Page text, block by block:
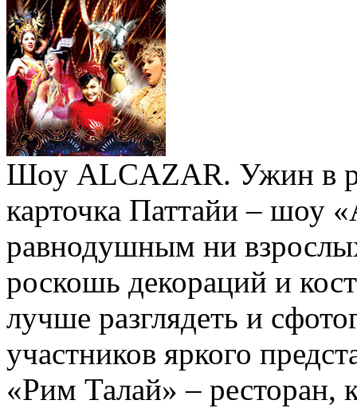
Шоу ALCAZAR. Ужин в
карточка Паттайи – шоу
равнодушным ни
роскошь декораций и
лучше разглядеть и
участников яркого
«Рим Талай» – ресторан,